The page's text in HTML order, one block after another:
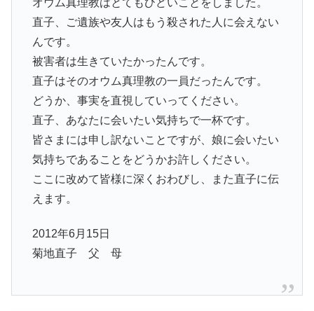
直子、ご遺族や友人はもう殺された人に会えない
んです。
被害者は生きていたかったんです。
直子はそのオウム真理教の一員だったんです。
どうか、事実を直視していってください。
直子、あなたに会いたい気持ちで一杯です。
皆さまには申し訳ないことですが、娘に会いたい
気持ちであることをどうかお許しください。
ここに改めて皆様に深くおわびし、また直子に伝
えます。
2012年6月15日
菊地直子 父 母